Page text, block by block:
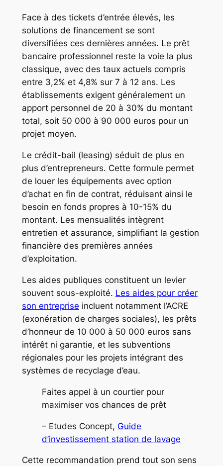
Face à des tickets d’entrée élevés, les
solutions de financement se sont
diversifiées ces dernières années. Le prêt
bancaire professionnel reste la voie la plus
classique, avec des taux actuels compris
entre 3,2% et 4,8% sur 7 à 12 ans. Les
établissements exigent généralement un
apport personnel de 20 à 30% du montant
total, soit 50 000 à 90 000 euros pour un
projet moyen.
Le crédit-bail (leasing) séduit de plus en
plus d’entrepreneurs. Cette formule permet
de louer les équipements avec option
d’achat en fin de contrat, réduisant ainsi le
besoin en fonds propres à 10-15% du
montant. Les mensualités intègrent
entretien et assurance, simplifiant la gestion
financière des premières années
d’exploitation.
Les aides publiques constituent un levier
souvent sous-exploité. Les aides pour créer
son entreprise incluent notamment l’ACRE
(exonération de charges sociales), les prêts
d’honneur de 10 000 à 50 000 euros sans
intérêt ni garantie, et les subventions
régionales pour les projets intégrant des
systèmes de recyclage d’eau.
Faites appel à un courtier pour
maximiser vos chances de prêt
– Etudes Concept, Guide
d’investissement station de lavage
Cette recommandation prend tout son sens